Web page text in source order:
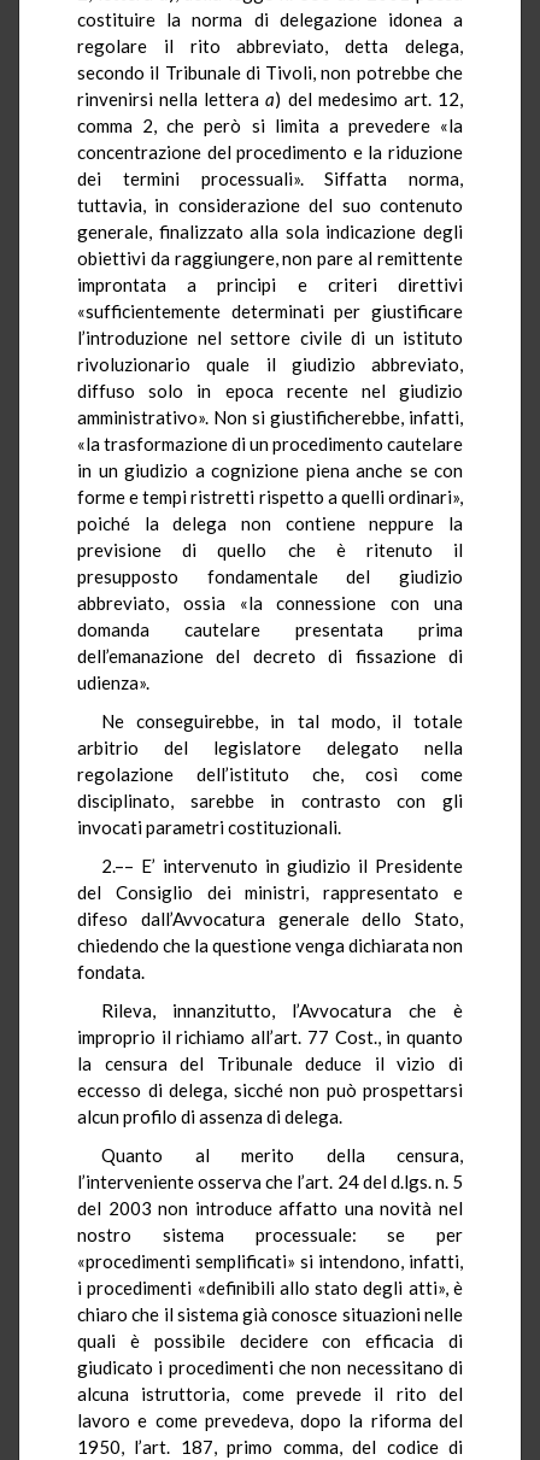
costituire la norma di delegazione idonea a
regolare il rito abbreviato, detta delega,
secondo il Tribunale di Tivoli, non potrebbe che
rinvenirsi nella letteraa) del medesimo art. 12,
comma 2, che però si limita a prevedere «la
concentrazione del procedimento e la riduzione
dei termini processuali». Siffatta norma,
tuttavia, in considerazione del suo contenuto
generale, finalizzato alla sola indicazione degli
obiettivi da raggiungere, non pare al remittente
improntata a principi e criteri direttivi
«sufficientemente determinati per giustificare
l’introduzione nel settore civile di un istituto
rivoluzionario quale il giudizio abbreviato,
diffuso solo in epoca recente nel giudizio
amministrativo». Non si giustificherebbe, infatti,
«la trasformazione di un procedimento cautelare
in un giudizio a cognizione piena anche se con
forme e tempi ristretti rispetto a quelli ordinari»,
poiché la delega non contiene neppure la
previsione di quello che è ritenuto il
presupposto fondamentale del giudizio
abbreviato, ossia «la connessione con una
domanda cautelare presentata prima
dell’emanazione del decreto di fissazione di
udienza».
Ne conseguirebbe, in tal modo, il totale
arbitrio del legislatore delegato nella
regolazione dell’istituto che, così come
disciplinato, sarebbe in contrasto con gli
invocati parametri costituzionali.
2.–– E’ intervenuto in giudizio il Presidente
del Consiglio dei ministri, rappresentato e
difeso dall’Avvocatura generale dello Stato,
chiedendo che la questione venga dichiarata non
fondata.
Rileva, innanzitutto, l’Avvocatura che è
improprio il richiamo all’art. 77 Cost., in quanto
la censura del Tribunale deduce il vizio di
eccesso di delega, sicché non può prospettarsi
alcun profilo di assenza di delega.
Quanto al merito della censura,
l’interveniente osserva che l’art. 24 del d.lgs. n. 5
del 2003 non introduce affatto una novità nel
nostro sistema processuale: se per
«procedimenti semplificati» si intendono, infatti,
i procedimenti «definibili allo stato degli atti», è
chiaro che il sistema già conosce situazioni nelle
quali è possibile decidere con efficacia di
giudicato i procedimenti che non necessitano di
alcuna istruttoria, come prevede il rito del
lavoro e come prevedeva, dopo la riforma del
1950, l’art. 187, primo comma, del codice di